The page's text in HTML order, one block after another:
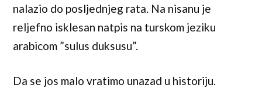
nalazio do posljednjeg rata. Na nisanu je
reljefno isklesan natpis na turskom jeziku
arabicom ”sulus duksusu”.
Da se jos malo vratimo unazad u historiju.